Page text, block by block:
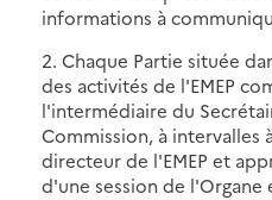
informations à
2. Chaque Partie située
des activités de l'EMEP
l'intermédiaire du
Commission, à intervalles
directeur de l'EMEP et
d'une session de